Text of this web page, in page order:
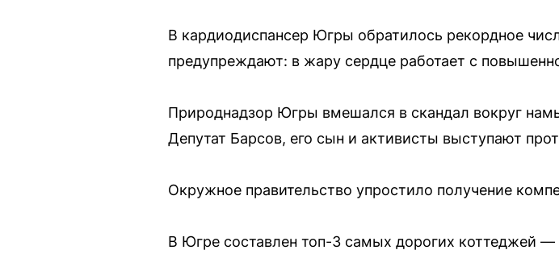
В кардиодиспансер Югры обратилось рекордное
предупреждают: в жару сердце работает с
Природнадзор Югры вмешался в скандал вокруг
Депутат Барсов, его сын и активисты выступают
Окружное правительство упростило получение
В Югре составлен топ-3 самых дорогих коттеджей —